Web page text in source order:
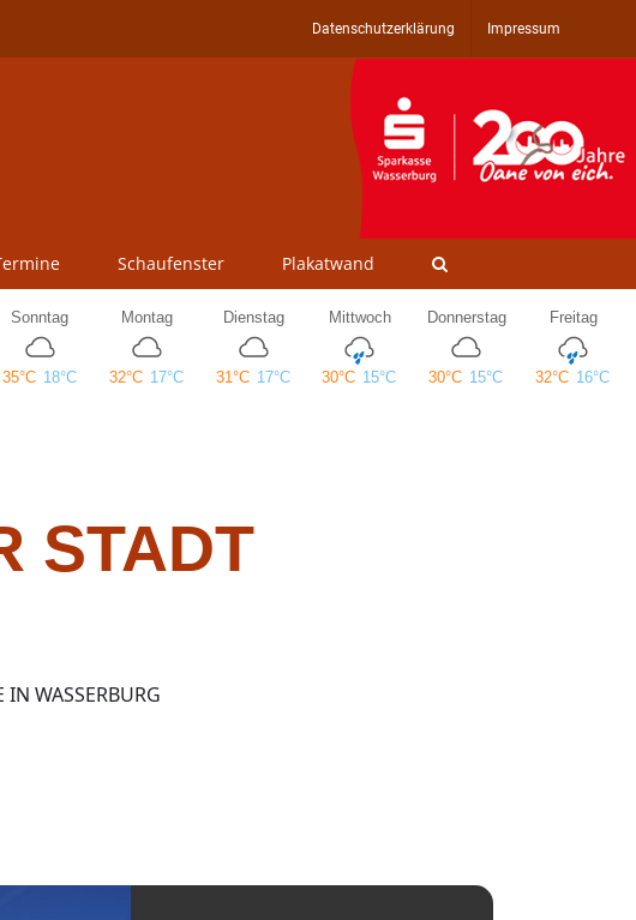
Datenschutzerklärung Impressum
Schaufenster Plakatwand
STADT
WASSERBURG